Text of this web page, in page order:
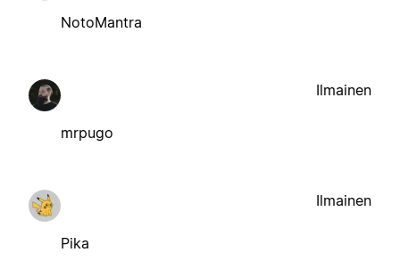
NotoMantra
mrpugo
Ilmainen
Pika
Ilmainen